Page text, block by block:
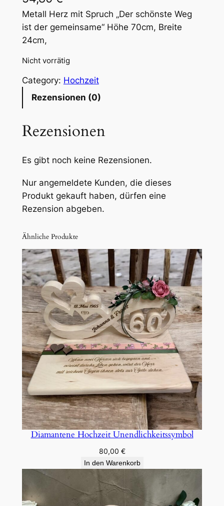
Metall Herz mit Spruch „Der schönste Weg
ist der gemeinsame“ Höhe 70cm, Breite
24cm,
Nicht vorrätig
Category: Hochzeit
Rezensionen (0)
Rezensionen
Es gibt noch keine Rezensionen.
Nur angemeldete Kunden, die dieses
Produkt gekauft haben, dürfen eine
Rezension abgeben.
Ähnliche Produkte
Diamantene Hochzeit Unendlichkeitssymbol
80,00 €
In den Warenkorb